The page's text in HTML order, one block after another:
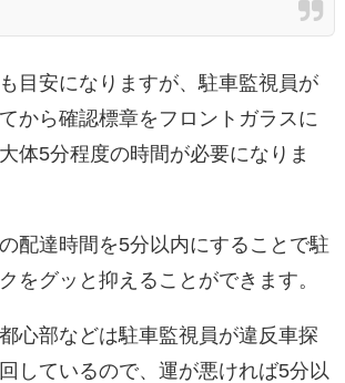
目安になりますが、駐車監視員が
から確認標章をフロントガラスに
体5分程度の時間が必要になりま
配達時間を5分以内にすることで駐
をグッと抑えることができます。
心部などは駐車監視員が違反車探
しているので、運が悪ければ5分以